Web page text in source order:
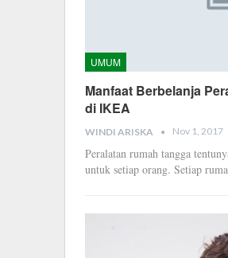
UMUM
Manfaat Berbelanja
di IKEA
WINDI ARISKA Nov 1, 2017
Peralatan rumah tangga
untuk setiap orang. Setiap